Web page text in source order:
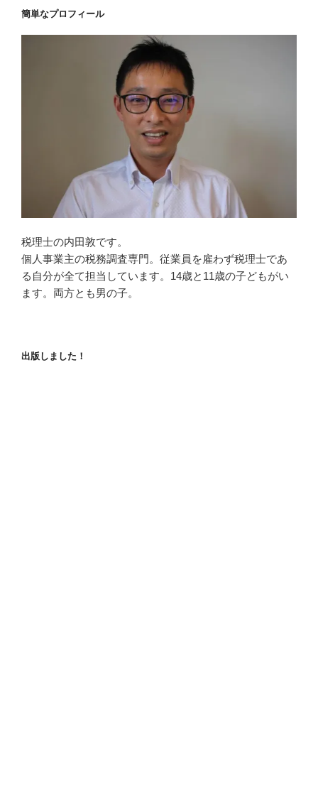
簡単なプロフィール
税理士の内田敦です。
個人事業主の税務調査専門。従業員を雇わず税理士であ
る自分が全て担当しています。14歳と11歳の子どもがい
ます。両方とも男の子。
出版しました！